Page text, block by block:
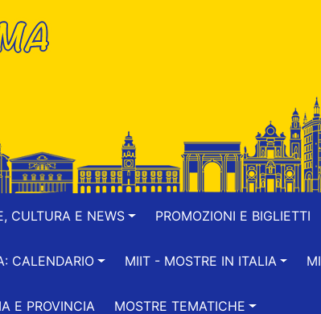
CULTURA E NEWS PROMOZIONI E BIGLIETTI
CALENDARIO MIIT - MOSTRE IN ITALIA
E PROVINCIA MOSTRE TEMATICHE